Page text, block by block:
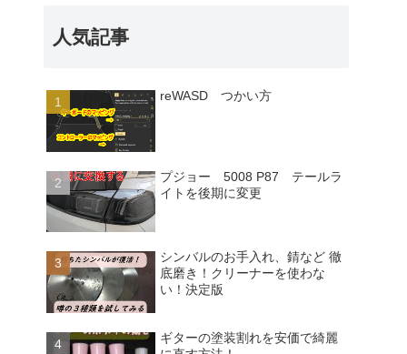
人気記事
reWASD つかい方
プジョー 5008 P87 テールラ
イトを後期に変更
シンバルのお手入れ、錆など 徹
底磨き！クリーナーを使わな
い！決定版
ギターの塗装割れを安価で綺麗